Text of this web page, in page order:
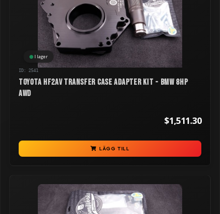
I lager
ID: 2541
Toyota HF2AV Transfer Case Adapter kit - BMW 8HP
AWD
$1,511.30
LÄGG TILL